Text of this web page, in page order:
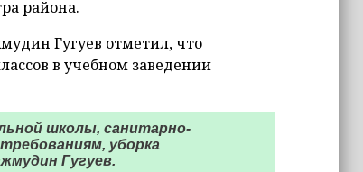
района.
Гугуев отметил, что
в учебном заведении
школы, санитарно-
уборка
Гугуев.